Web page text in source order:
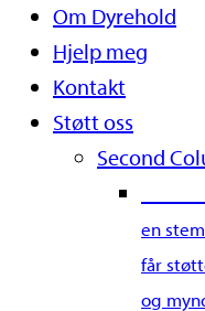
Om Dyrehold
Hjelp meg
Kontakt
Støtt oss
Second
en
får
og